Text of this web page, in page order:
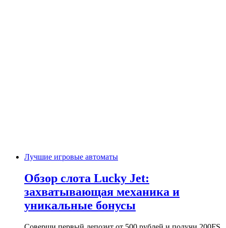
Лучшие игровые автоматы
Обзор слота Lucky Jet:
захватывающая механика и
уникальные бонусы